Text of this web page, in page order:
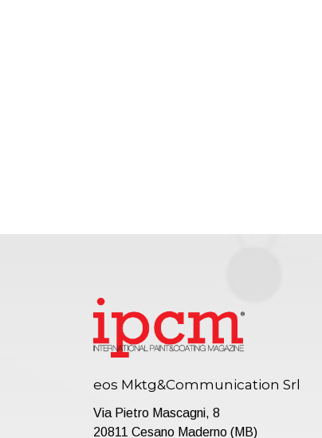
eos Mktg&Communication Srl
Via Pietro Mascagni, 8
20811 Cesano Maderno (MB)